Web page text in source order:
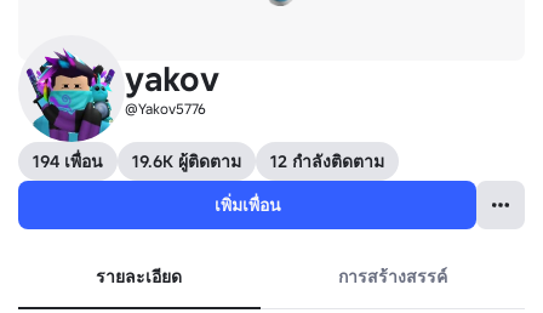
yakov
@Yakov5776
194 เพื่อน 19.6K ผู้ติดตาม
12 กำลังติดตาม
เพิ่มเพื่อน
รายละเอียด การสร้างสรรค์